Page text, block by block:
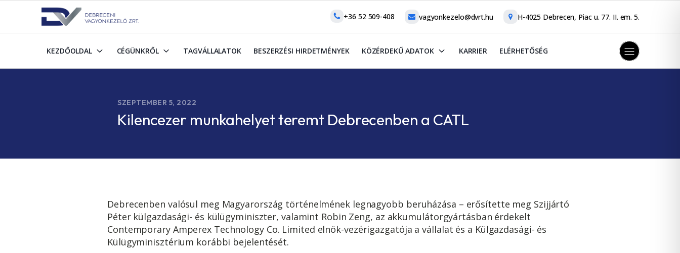
+36 52 509-408 vagyonkezelo@dvrt.hu H-4025 Debrecen, Piac u. 77. II. em. 5.
KEZDŐOLDAL CÉGÜNKRŐL TAGVÁLLALATOK BESZERZÉSI HIRDETMÉNYEK KÖZÉRDEKŰ ADATOK KARRIER ELÉRHETŐSÉG
SZEPTEMBER 5, 2022
Kilencezer munkahelyet teremt Debrecenben a CATL
Debrecenben valósul meg Magyarország történelmének legnagyobb beruházása – erősítette meg Szijjártó
Péter külgazdasági- és külügyminiszter, valamint Robin Zeng, az akkumulátorgyártásban érdekelt
Contemporary Amperex Technology Co. Limited elnök-vezérigazgatója a vállalat és a Külgazdasági- és
Külügyminisztérium korábbi bejelentését.